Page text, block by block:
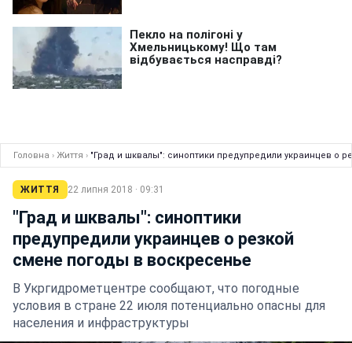
Головна › Життя › "Град и шквалы": синоптики предупредили украинцев о
ЖИТТЯ 22 липня 2018 · 09:31
"Град и шквалы": синоптики
предупредили украинцев о резкой
смене погоды в воскресенье
В Укргидрометцентре сообщают, что погодные
условия в стране 22 июля потенциально опасны для
населения и инфраструктуры